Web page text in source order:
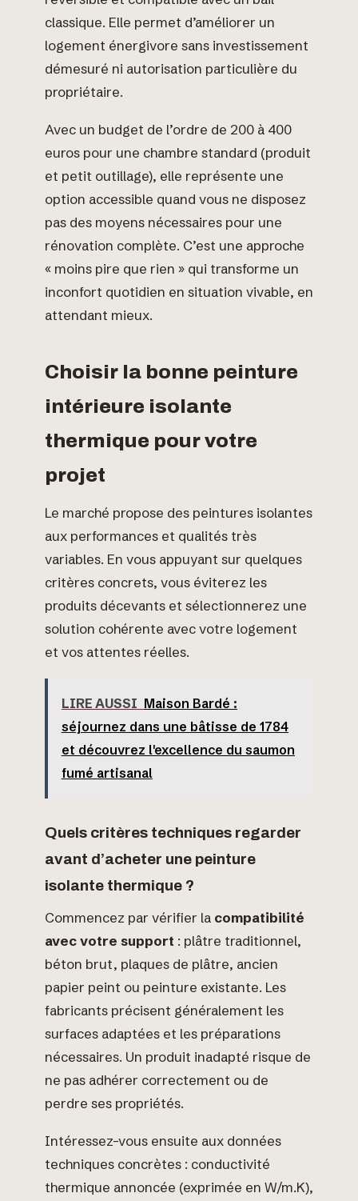
classique. Elle permet d’améliorer un
logement énergivore sans investissement
démesuré ni autorisation particulière du
propriétaire.
Avec un budget de l’ordre de 200 à 400
euros pour une chambre standard (produit
et petit outillage), elle représente une
option accessible quand vous ne disposez
pas des moyens nécessaires pour une
rénovation complète. C’est une approche
« moins pire que rien » qui transforme un
inconfort quotidien en situation vivable, en
attendant mieux.
Choisir la bonne peinture
intérieure isolante
thermique pour votre
projet
Le marché propose des peintures isolantes
aux performances et qualités très
variables. En vous appuyant sur quelques
critères concrets, vous éviterez les
produits décevants et sélectionnerez une
solution cohérente avec votre logement
et vos attentes réelles.
LIRE AUSSI Maison Bardé :
séjournez dans une bâtisse de 1784
et découvrez l'excellence du saumon
fumé artisanal
Quels critères techniques regarder
avant d’acheter une peinture
isolante thermique ?
Commencez par vérifier la compatibilité
avec votre support : plâtre traditionnel,
béton brut, plaques de plâtre, ancien
papier peint ou peinture existante. Les
fabricants précisent généralement les
surfaces adaptées et les préparations
nécessaires. Un produit inadapté risque de
ne pas adhérer correctement ou de
perdre ses propriétés.
Intéressez-vous ensuite aux données
techniques concrètes : conductivité
thermique annoncée (exprimée en W/m.K),